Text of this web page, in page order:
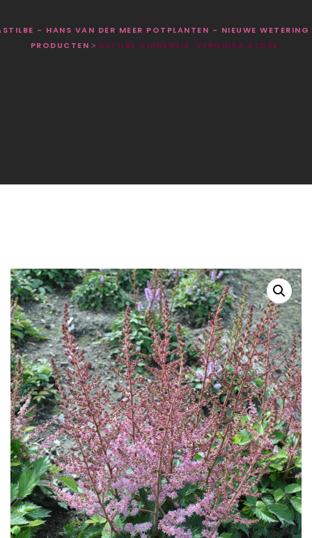
- HANS VAN DER MEER POTPLANTEN - NIEUWE WETERING
PRODUCTEN >ASTILBE CHINENSIS ‘VERONIKA KLOSE’